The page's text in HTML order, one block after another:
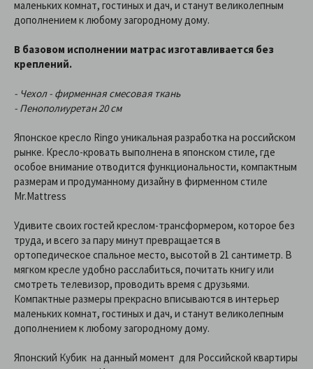
маленьких комнат, гостиных и дач, и станут великолепным
дополнением к любому загородному дому.
В базовом исполнении матрас изготавливается без
креплений.
- Чехол - фирменная смесовая ткань
- Пенополиуретан 20 см
Японское кресло Ringo уникальная разработка на российском
рынке. Кресло-кровать выполнена в японском стиле, где
особое внимание отводится функциональности, компактным
размерам и продуманному дизайну в фирменном стиле
Mr.Mattress
Удивите своих гостей креслом-трансформером, которое без
труда, и всего за пару минут превращается в
ортопедическое спальное место, высотой в 21 сантиметр. В
мягком кресле удобно расслабиться, почитать книгу или
смотреть телевизор, проводить время с друзьями.
Компактные размеры прекрасно вписываются в интерьер
маленьких комнат, гостиных и дач, и станут великолепным
дополнением к любому загородному дому.
Японский Кубик на данный момент для Российской квартиры